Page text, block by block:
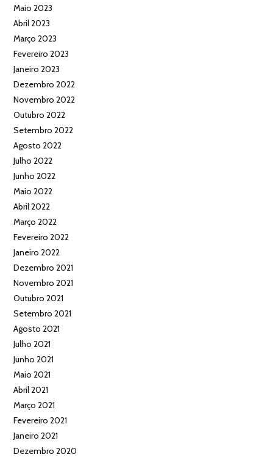
Maio 2023
Abril 2023
Março 2023
Fevereiro 2023
Janeiro 2023
Dezembro 2022
Novembro 2022
Outubro 2022
Setembro 2022
Agosto 2022
Julho 2022
Junho 2022
Maio 2022
Abril 2022
Março 2022
Fevereiro 2022
Janeiro 2022
Dezembro 2021
Novembro 2021
Outubro 2021
Setembro 2021
Agosto 2021
Julho 2021
Junho 2021
Maio 2021
Abril 2021
Março 2021
Fevereiro 2021
Janeiro 2021
Dezembro 2020